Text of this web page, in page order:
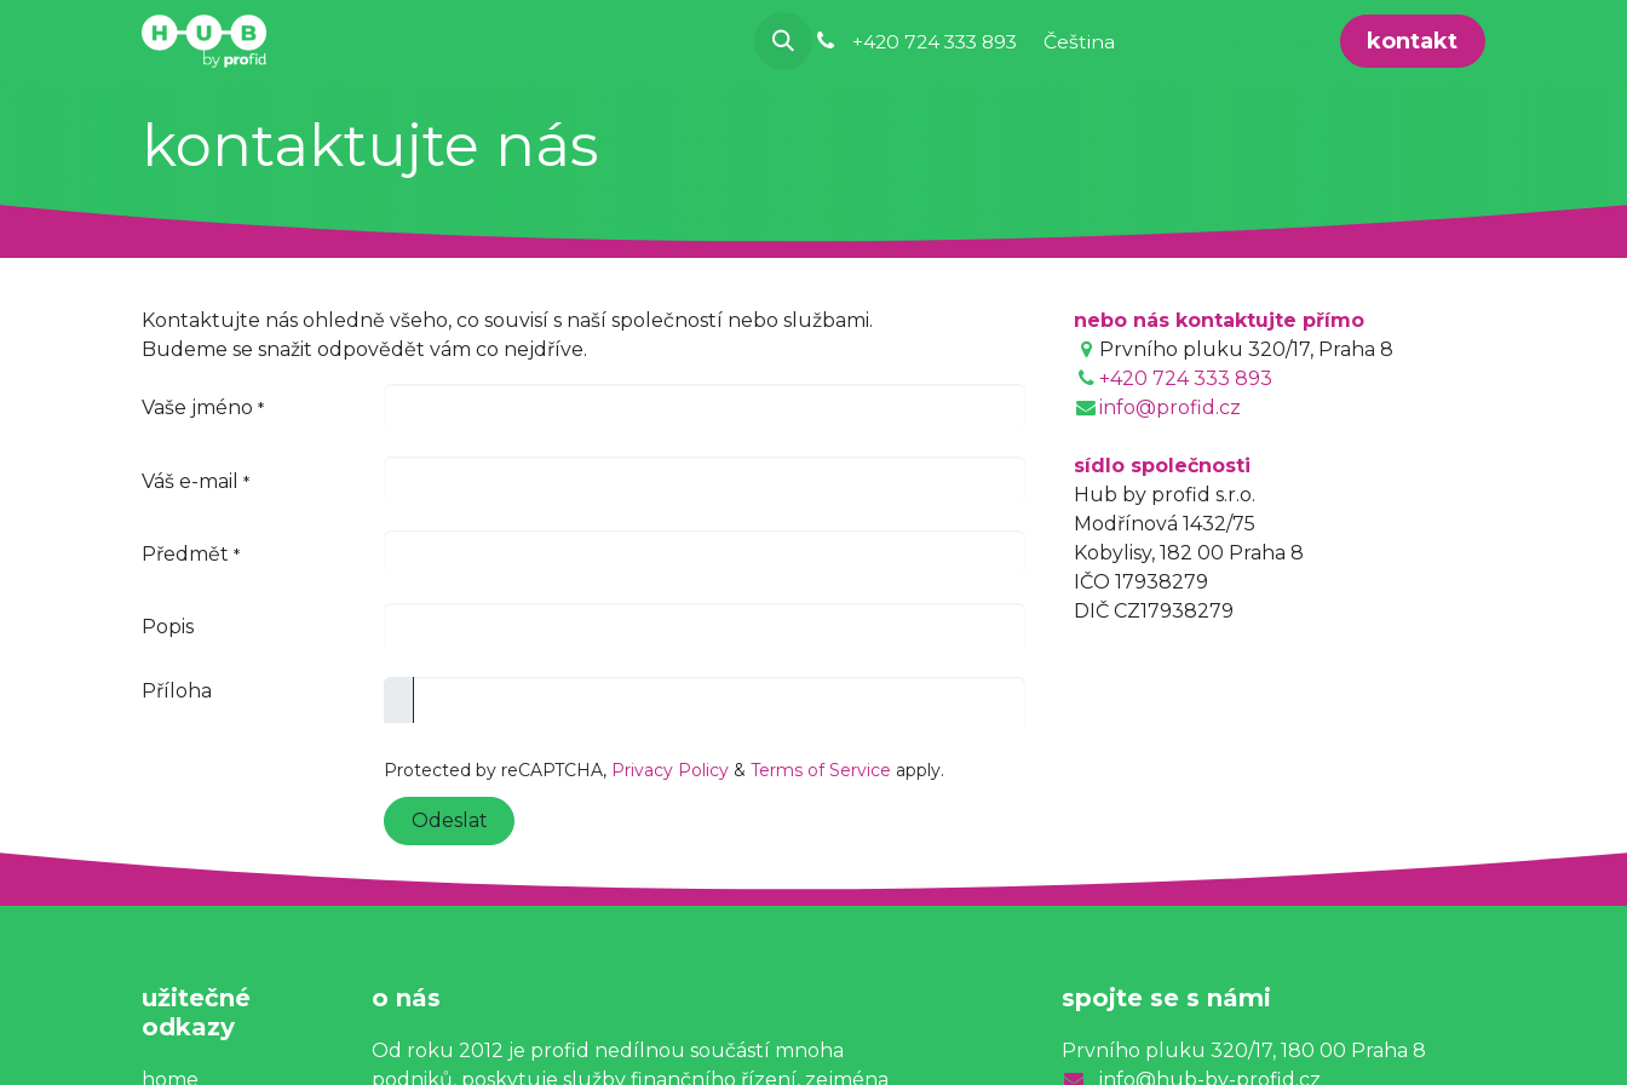
+420 724 333 893 Čeština kontakt
kontaktujte nás
Kontaktujte nás ohledně všeho, co souvisí s naší společností nebo službami.
Budeme se snažit odpovědět vám co nejdříve.
Vaše jméno *
Váš e-mail *
Předmět *
Popis
Příloha
Protected by reCAPTCHA, Privacy Policy & Terms of Service apply.
Odeslat
nebo nás kontaktujte přímo
Prvního pluku 320/17, Praha 8
+420 724 333 893
info@profid.cz
sídlo společnosti
Hub by profid s.r.o.
Modřínová 1432/75
Kobylisy, 182 00 Praha 8
IČO 17938279
DIČ CZ17938279
užitečné
odkazy
home
o nás
Od roku 2012 je profid nedílnou součástí mnoha
podniků, poskytuje služby finančního řízení, zejména
spojte se s námi
Prvního pluku 320/17, 180 00 Praha 8
info@hub-by-profid.cz